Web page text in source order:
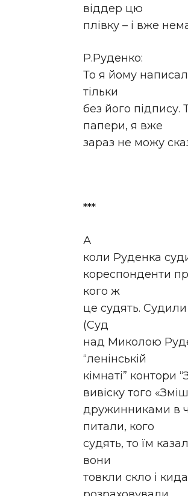
віддер цю
плівку – і вже
Р.Руденко:
То я йому
тільки
без його
папери, я вже
зараз не можу
***
А
коли Руденка
кореспонденти
кого ж
це судять.
(Суд
над Миколою
“ленінській
кімнаті” контори
вивіску того
дружинниками в
питали, кого
судять, то їм
вони
товкли скло і